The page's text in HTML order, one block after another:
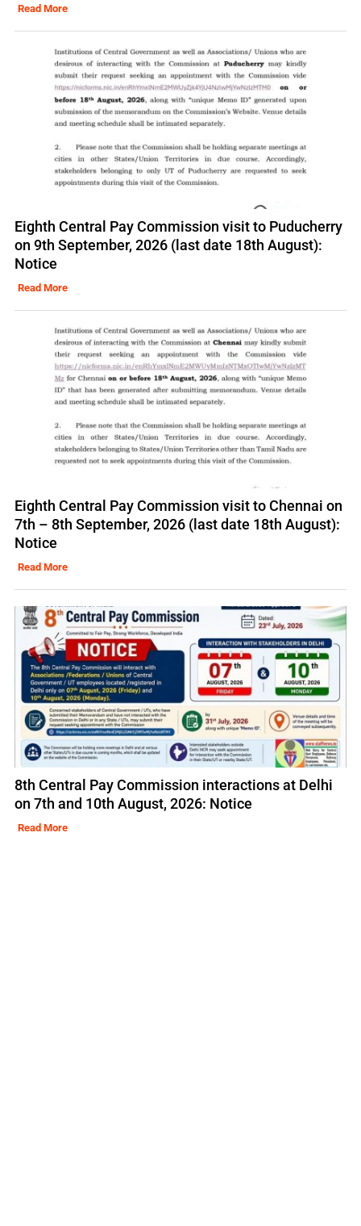
Read More
Eighth Central Pay Commission visit to Puducherry
on 9th September, 2026 (last date 18th August):
Notice
Read More
Eighth Central Pay Commission visit to Chennai on
7th – 8th September, 2026 (last date 18th August):
Notice
Read More
8th Central Pay Commission interactions at Delhi
on 7th and 10th August, 2026: Notice
Read More